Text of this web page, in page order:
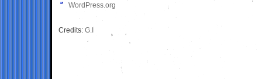
WordPress.org
Credits: G.I